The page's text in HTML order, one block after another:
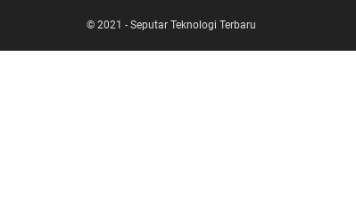
© 2021 - Seputar Teknologi Terbaru